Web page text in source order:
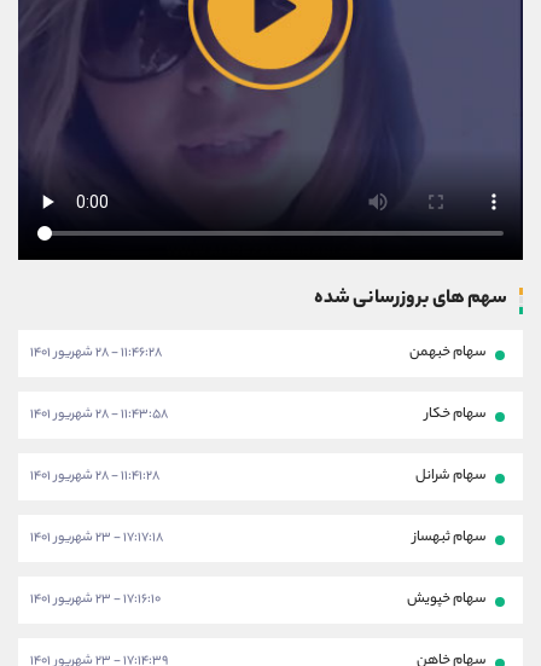
سهم های بروزرسانی شده
سهام خبهمن ۱۱:۴۶:۲۸ - ۲۸ شهریور ۱۴۰۱
سهام خکار ۱۱:۴۳:۵۸ - ۲۸ شهریور ۱۴۰۱
سهام شرانل ۱۱:۴۱:۲۸ - ۲۸ شهریور ۱۴۰۱
سهام ثبهساز ۱۷:۱۷:۱۸ - ۲۳ شهریور ۱۴۰۱
سهام خپویش ۱۷:۱۶:۱۰ - ۲۳ شهریور ۱۴۰۱
۱۷:۱۴:۳۹ - ۲۳ شهریور ۱۴۰۱